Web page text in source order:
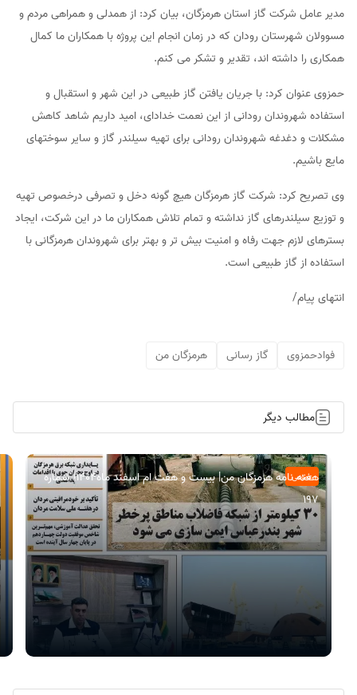
مدیر عامل شرکت گاز استان هرمزگان، بیان کرد: از همدلی و همراهی مردم و
مسوولان شهرستان رودان که در زمان انجام این پروژه با همکاران ما کمال
همکاری را داشته اند، تقدیر و تشکر می کنم.
حمزوی عنوان کرد: با جریان یافتن گاز طبیعی در این شهر و استقبال و
استفاده شهروندان رودانی از این نعمت خدادای، امید داریم شاهد کاهش
مشکلات و دغدغه شهروندان رودانی برای تهیه سیلندر گاز و سایر سوختهای
مایع باشیم.
وی تصریح کرد: شرکت گاز هرمزگان هیچ گونه دخل و تصرفی درخصوص تهیه
و توزیع سیلندرهای گاز نداشته و تمام تلاش همکاران ما در این شرکت، ایجاد
بسترهای لازم جهت رفاه و امنیت بیش تر و بهتر برای شهروندان هرمزگانی با
استفاده از گاز طبیعی است.
انتهای‌ پیام/
فوادحمزوی گاز رسانی هرمزگان من
مطالب دیگر
عمومی
هفته نامه هرمزگان من| بیست و هفت ام اسفند ماه۱۴۰۴| شماره
197